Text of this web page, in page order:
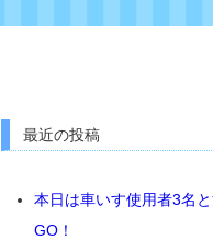
最近の投稿
本日は車いす使用者3名
GO！